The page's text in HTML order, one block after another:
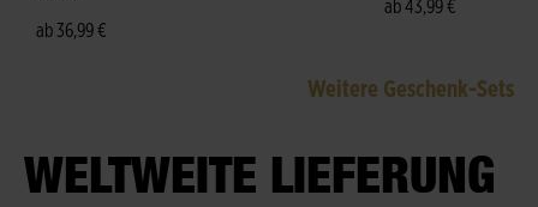
ab 36,99 €
ab 43,99 €
Weitere Geschenk-Sets
WELTWEITE LIEFERUNG